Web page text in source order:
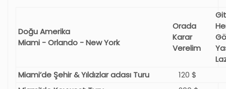
Doğu Amerika
Miami - Orlando - New York
Orada
Karar
Verelim
Miami’de Şehir & Yıldızlar adası Turu
120 $